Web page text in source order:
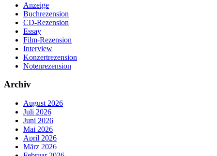
Anzeige
Buchrezension
CD-Rezension
Essay
Film-Rezension
Interview
Konzertrezension
Notenrezension
Archiv
August 2026
Juli 2026
Juni 2026
Mai 2026
April 2026
März 2026